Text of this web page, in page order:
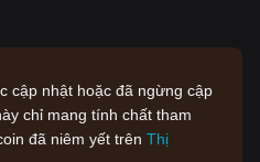
cập nhật hoặc đã ngừng cập
chỉ mang tính chất tham
đã niêm yết trên Thị